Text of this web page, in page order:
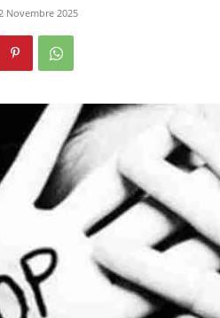
Novembre 2025